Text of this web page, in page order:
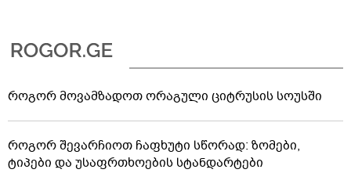
როგორ მოვამზადოთ ორაგული ციტრუსის სოუსში
როგორ შევარჩიოთ ჩაფხუტი სწორად: ზომები,
ტიპები და უსაფრთხოების სტანდარტები